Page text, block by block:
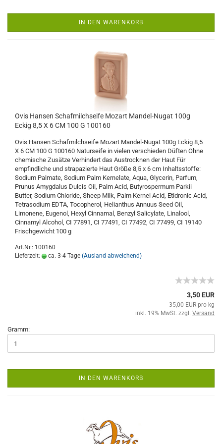
IN DEN WARENKORB
Ovis Hansen Schafmilchseife Mozart Mandel-Nugat 100g
Eckig 8,5 X 6 CM 100 G 100160
Ovis Hansen Schafmilchseife Mozart Mandel-Nugat 100g Eckig 8,5
X 6 CM 100 G 100160 Naturseife in vielen verschieden Düften Ohne
chemische Zusätze Verhindert das Austrocknen der Haut Für
empfindliche und strapazierte Haut Größe 8,5 x 6 cm Inhaltsstoffe:
Sodium Palmate, Sodium Palm Kernelate, Aqua, Glycerin, Parfum,
Prunus Amygdalus Dulcis Oil, Palm Acid, Butyrospermum Parkii
Butter, Sodium Chloride, Sheep Milk, Palm Kernel Acid, Etidronic Acid,
Tetrasodium EDTA, Tocopherol, Helianthus Annuus Seed Oil,
Limonene, Eugenol, Hexyl Cinnamal, Benzyl Salicylate, Linalool,
Cinnamyl Alcohol, CI 77891, CI 77491, CI 77492, CI 77499, CI 19140
Frischgewicht 100 g
Art.Nr.: 100160
Lieferzeit:
ca. 3-4 Tage (Ausland abweichend)
3,50 EUR
35,00 EUR pro kg
inkl. 19% MwSt. zzgl. Versand
Gramm:
IN DEN WARENKORB